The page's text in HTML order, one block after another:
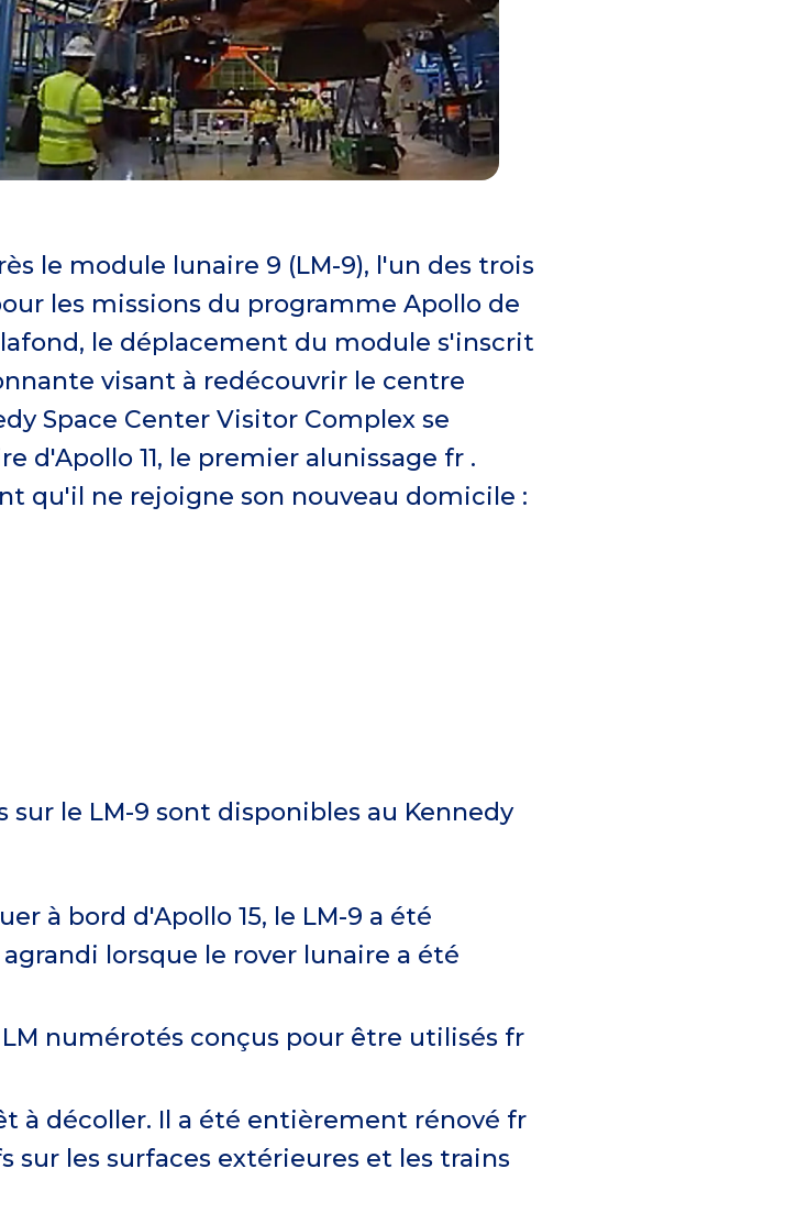
le module lunaire 9 (LM-9), l'un des trois
les missions du programme Apollo de
le déplacement du module s'inscrit
visant à redécouvrir le centre
Space Center Visitor Complex se
d'Apollo 11, le premier alunissage fr .
qu'il ne rejoigne son nouveau domicile :
le LM-9 sont disponibles au Kennedy
à bord d'Apollo 15, le LM-9 a été
lorsque le rover lunaire a été
numérotés conçus pour être utilisés fr
à décoller. Il a été entièrement rénové fr
sur les surfaces extérieures et les trains